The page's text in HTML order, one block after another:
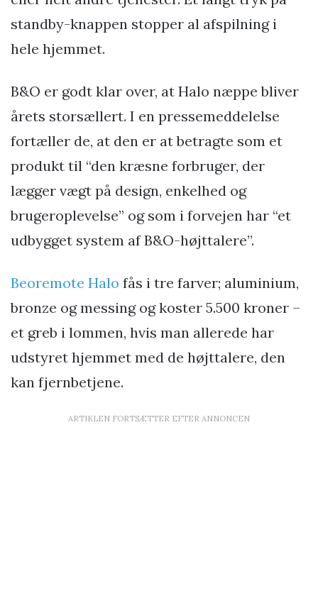
standby-knappen stopper al afspilning i
hele hjemmet.
B&O er godt klar over, at Halo næppe bliver
årets storsællert. I en pressemeddelelse
fortæller de, at den er at betragte som et
produkt til “den kræsne forbruger, der
lægger vægt på design, enkelhed og
brugeroplevelse” og som i forvejen har “et
udbygget system af B&O-højttalere”.
Beoremote Halo fås i tre farver; aluminium,
bronze og messing og koster 5.500 kroner –
et greb i lommen, hvis man allerede har
udstyret hjemmet med de højttalere, den
kan fjernbetjene.
ARTIKLEN FORTSÆTTER EFTER ANNONCEN